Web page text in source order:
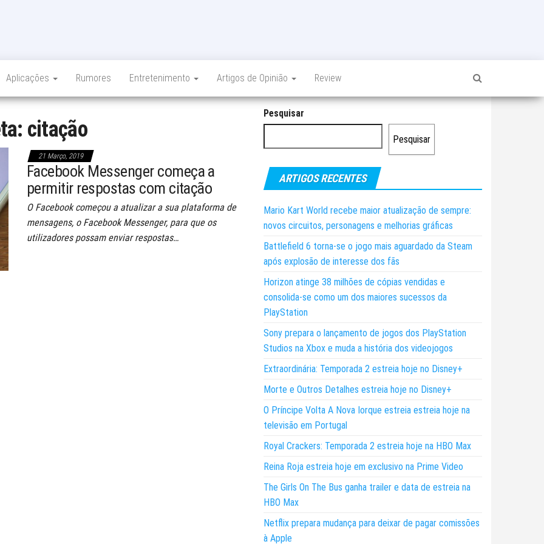
Aplicações Rumores Entretenimento Artigos de Opinião Review
citação
21 Março, 2019
Facebook Messenger começa a
permitir respostas com citação
O Facebook começou a atualizar a sua plataforma de
mensagens, o Facebook Messenger, para que os
utilizadores possam enviar respostas…
Pesquisar
Pesquisar
ARTIGOS RECENTES
Mario Kart World recebe maior atualização de sempre:
novos circuitos, personagens e melhorias gráficas
Battlefield 6 torna-se o jogo mais aguardado da Steam
após explosão de interesse dos fãs
Horizon atinge 38 milhões de cópias vendidas e
consolida-se como um dos maiores sucessos da
PlayStation
Sony prepara o lançamento de jogos dos PlayStation
Studios na Xbox e muda a história dos videojogos
Extraordinária: Temporada 2 estreia hoje no Disney+
Morte e Outros Detalhes estreia hoje no Disney+
O Príncipe Volta A Nova Iorque estreia estreia hoje na
televisão em Portugal
Royal Crackers: Temporada 2 estreia hoje na HBO Max
Reina Roja estreia hoje em exclusivo na Prime Video
The Girls On The Bus ganha trailer e data de estreia na
HBO Max
Netflix prepara mudança para deixar de pagar comissões
à Apple